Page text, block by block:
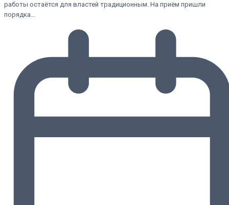
работы остаётся для властей традиционным. На приём пришли
порядка…